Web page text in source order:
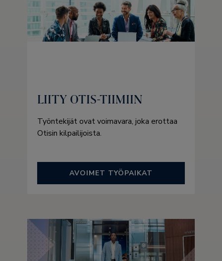
LIITY OTIS-TIIMIIN
Työntekijät ovat voimavara, joka erottaa
Otisin kilpailijoista.
AVOIMET TYÖPAIKAT